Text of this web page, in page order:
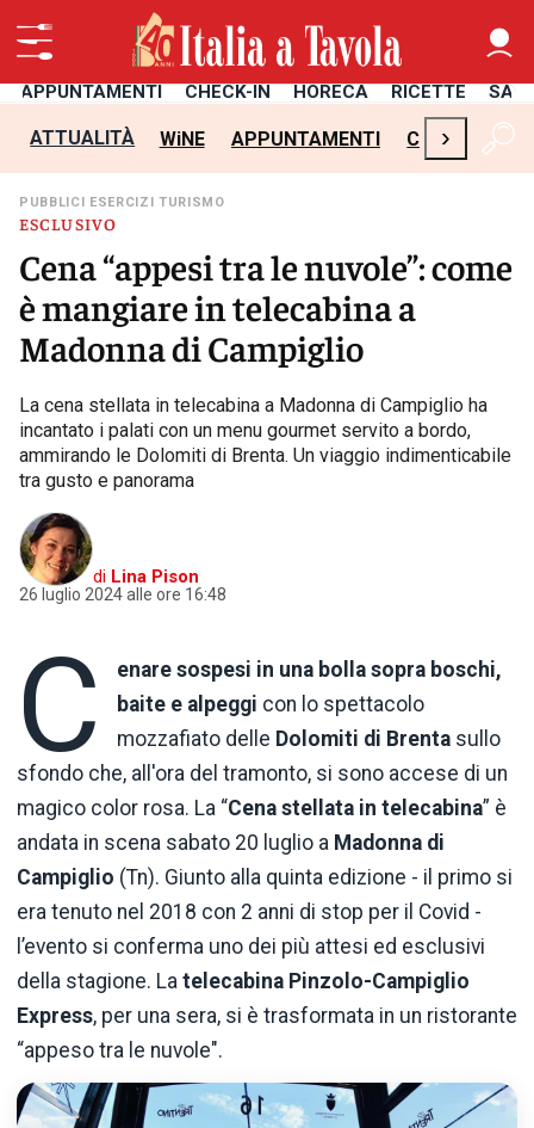
APPUNTAMENTI CHECK-IN HORECA RICETTE
ATTUALITÀ WiNE APPUNTAMENTI CHECK-IN
›
ESCLUSIVO
PUBBLICI ESERCIZI TURISMO
Cena “appesi tra le nuvole”: come
è mangiare in telecabina a
Madonna di Campiglio
La cena stellata in telecabina a Madonna di Campiglio ha
incantato i palati con un menu gourmet servito a bordo,
ammirando le Dolomiti di Brenta. Un viaggio indimenticabile
tra gusto e panorama
di Lina Pison
26 luglio 2024 alle ore 16:48
C
enare sospesi in una bolla sopra boschi,
baite e alpeggi con lo spettacolo
mozzafiato delle Dolomiti di Brenta sullo
sfondo che, all'ora del tramonto, si sono accese di un
magico color rosa. La “Cena stellata in telecabina” è
andata in scena sabato 20 luglio a Madonna di
Campiglio (Tn). Giunto alla quinta edizione - il primo si
era tenuto nel 2018 con 2 anni di stop per il Covid -
l’evento si conferma uno dei più attesi ed esclusivi
della stagione. La telecabina Pinzolo-Campiglio
Express, per una sera, si è trasformata in un ristorante
“appeso tra le nuvole".